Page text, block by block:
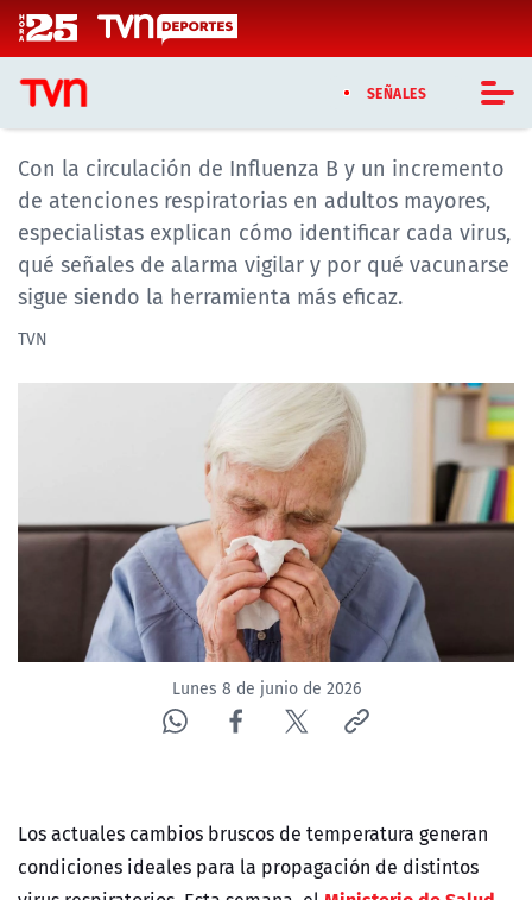
Click acá para ir directamente al contenido
SEÑALES
CASTING MASTERCHEF CHILE
CASTING TVN VERTICAL
TVN VERTICAL
TVN PLAY
ACTUALIDAD Y TENDENCIAS
CORPORATIVO Y TRANSPARENCIA
CANAL DE DENUNCIAS
Revisa la diferencias y cómo
protegerte de influenza, VRS y
resfriado común
Con la circulación de Influenza B y un incremento
de atenciones respiratorias en adultos mayores,
especialistas explican cómo identificar cada virus,
qué señales de alarma vigilar y por qué vacunarse
sigue siendo la herramienta más eficaz.
TVN
Lunes 8 de junio de 2026
Los actuales cambios bruscos de temperatura generan
condiciones ideales para la propagación de distintos